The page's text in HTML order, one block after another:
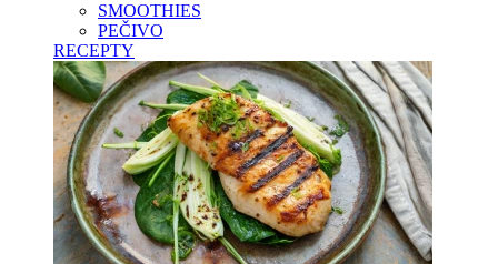
SMOOTHIES
PEČIVO
RECEPTY